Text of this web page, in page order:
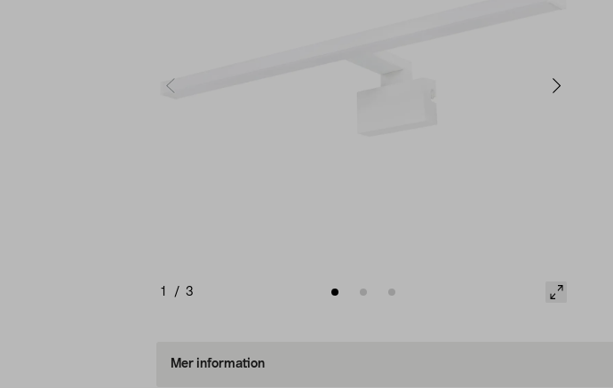
1 / 3
Mer information